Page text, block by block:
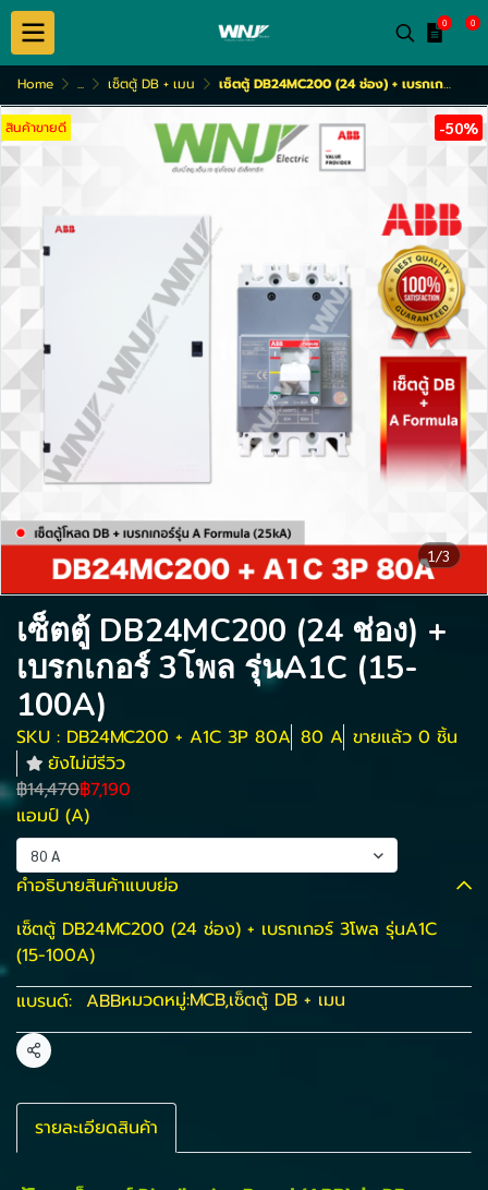
0 0
Home ... เซ็ตตู้ DB + เมน เซ็ตตู้ DB24MC200 (24 ช่อง) + เบรกเกอร์ 3โพล รุ่นA1C (15-100A)
1/3
สินค้าขายดี -50%
เซ็ตตู้ DB24MC200 (24 ช่อง) +
เบรกเกอร์ 3โพล รุ่นA1C (15-
100A)
SKU : DB24MC200 + A1C 3P 80A 80 A ขายแล้ว 0 ชิ้น
ยังไม่มีรีวิว
฿14,470฿7,190
แอมป์ (A)
80 A
คำอธิบายสินค้าแบบย่อ
เซ็ตตู้ DB24MC200 (24 ช่อง) + เบรกเกอร์ 3โพล รุ่นA1C
(15-100A)
แบรนด์: ABBหมวดหมู่:MCB,เซ็ตตู้ DB + เมน
แชร์
รายละเอียดสินค้า